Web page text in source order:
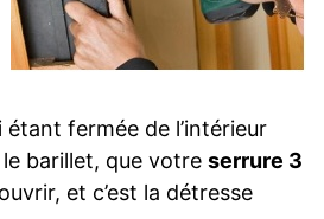
fermée de l’intérieur
barillet, que votre serrure 3
et c’est la détresse